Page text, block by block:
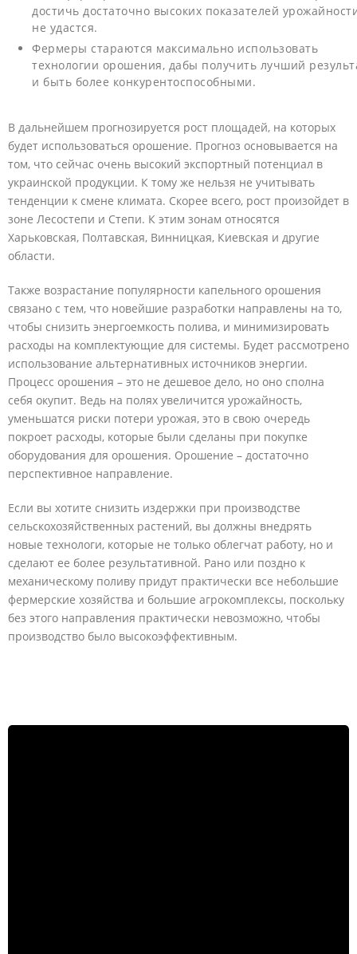
достичь достаточно высоких показателей
не удастся.
Фермеры стараются максимально использовать
технологии орошения, дабы получить лучший
и быть более конкурентоспособными.
В дальнейшем прогнозируется рост площадей, на которых
будет использоваться орошение. Прогноз основывается на
том, что сейчас очень высокий экспортный потенциал в
украинской продукции. К тому же нельзя не учитывать
тенденции к смене климата. Скорее всего, рост произойдет в
зоне Лесостепи и Степи. К этим зонам относятся
Харьковская, Полтавская, Винницкая, Киевская и другие
области.
Также возрастание популярности капельного орошения
связано с тем, что новейшие разработки направлены на то,
чтобы снизить энергоемкость полива, и минимизировать
расходы на комплектующие для системы. Будет рассмотрено
использование альтернативных источников энергии.
Процесс орошения – это не дешевое дело, но оно сполна
себя окупит. Ведь на полях увеличится урожайность,
уменьшатся риски потери урожая, это в свою очередь
покроет расходы, которые были сделаны при покупке
оборудования для орошения. Орошение – достаточно
перспективное направление.
Если вы хотите снизить издержки при производстве
сельскохозяйственных растений, вы должны внедрять
новые технологи, которые не только облегчат работу, но и
сделают ее более результативной. Рано или поздно к
механическому поливу придут практически все небольшие
фермерские хозяйства и большие агрокомплексы, поскольку
без этого направления практически невозможно, чтобы
производство было высокоэффективным.